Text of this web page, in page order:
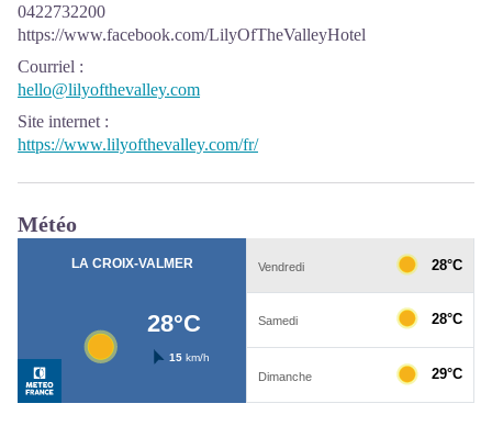
0422732200
https://www.facebook.com/LilyOfTheValleyHotel
Courriel :
hello@lilyofthevalley.com
Site internet :
https://www.lilyofthevalley.com/fr/
Météo